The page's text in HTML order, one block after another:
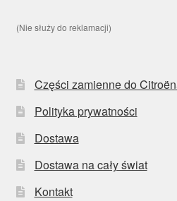
(Nie służy do reklamacji)
Części zamienne do
Polityka prywatności
Dostawa
Dostawa na cały świat
Kontakt